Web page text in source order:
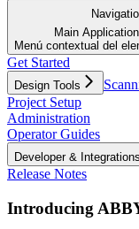
Main
Menú contextual del
Get Started
Design Tools
Project Setup
Administration
Operator Guides
Developer & Integrations
Release Notes
Introducing